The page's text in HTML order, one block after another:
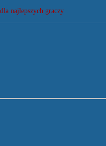
najlepszych graczy